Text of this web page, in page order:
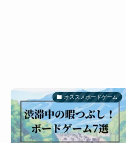
オススメボードゲーム